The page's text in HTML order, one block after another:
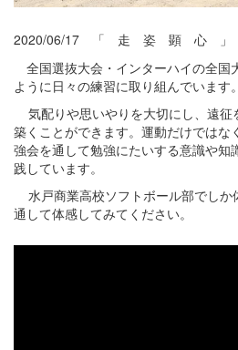
2020/06/17 「 走 姿 顕 心 」
全国選抜大会・インターハイの全国
ように日々の練習に取り組んでいます。
気配りや思いやりを大切にし、遠
築くことができます。運動だけではな
強会を通して勉強にたいする意識や知
践しています。
水戸商業高校ソフトボール部でし
通して体感してみてください。